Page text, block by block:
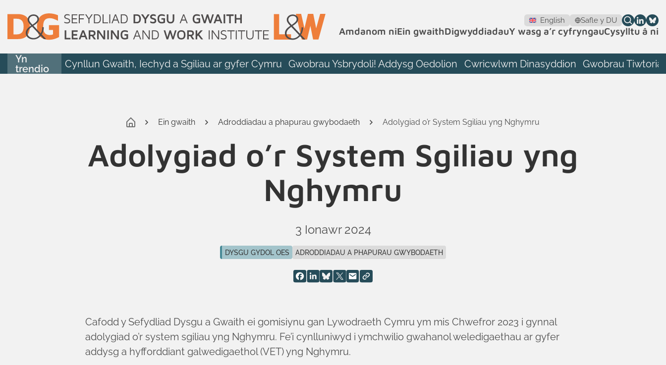
English Safle y DU
Amdanom niEin gwaithDigwyddiadauY wasg a’r cyfryngauCysylltu â ni
Yn
trendio
Cynllun Gwaith, Iechyd a Sgiliau ar gyfer Cymru Gwobrau Ysbrydoli! Addysg Oedolion Cwricwlwm Dinasyddion Gwobrau
Ein gwaith Adroddiadau a phapurau gwybodaeth Adolygiad o’r System Sgiliau yng Nghymru
Adolygiad o’r System Sgiliau yng
Nghymru
3 Ionawr 2024
DYSGU GYDOL OES ADRODDIADAU A PHAPURAU GWYBODAETH
Cafodd y Sefydliad Dysgu a Gwaith ei gomisiynu gan Lywodraeth Cymru ym mis Chwefror 2023 i gynnal
adolygiad o’r system sgiliau yng Nghymru. Fe’i cynlluniwyd i ymchwilio gwahanol weledigaethau ar gyfer
addysg a hyfforddiant galwedigaethol (VET) yng Nghymru.